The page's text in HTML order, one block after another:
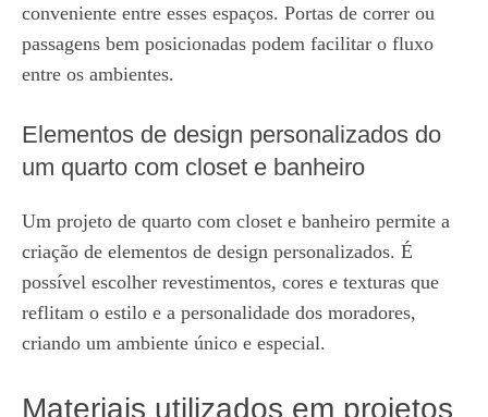
conveniente entre esses espaços. Portas de correr ou
passagens bem posicionadas podem facilitar o fluxo
entre os ambientes.
Elementos de design personalizados do
um quarto com closet e banheiro
Um projeto de quarto com closet e banheiro permite a
criação de elementos de design personalizados. É
possível escolher revestimentos, cores e texturas que
reflitam o estilo e a personalidade dos moradores,
criando um ambiente único e especial.
Materiais utilizados em projetos